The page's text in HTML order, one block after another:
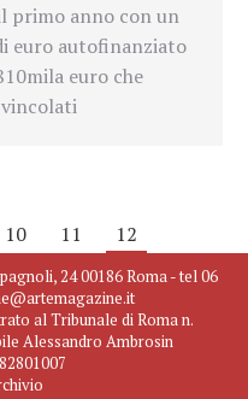
primo anno con un
euro autofinanziato
euro che
10 11 12
24 00186 Roma - tel 06
al Tribunale di Roma n.
Alessandro Ambrosin